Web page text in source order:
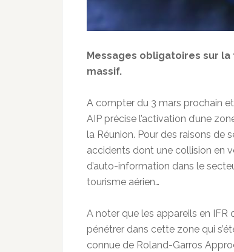
Messages obligatoires sur la
massif.
A compter du 3 mars prochain
AIP précise l’activation d’une
la Réunion. Pour des raisons de
accidents dont une collision en
d’auto-information dans le
tourisme aérien…
A noter que les appareils en
pénétrer dans cette zone qui
connue de Roland-Garros